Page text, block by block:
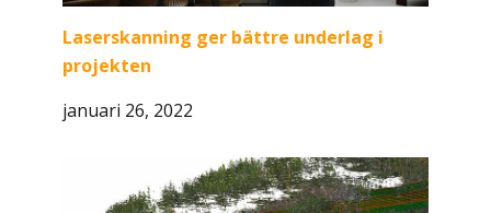
Laserskanning ger bättre underlag i
projekten
januari 26, 2022